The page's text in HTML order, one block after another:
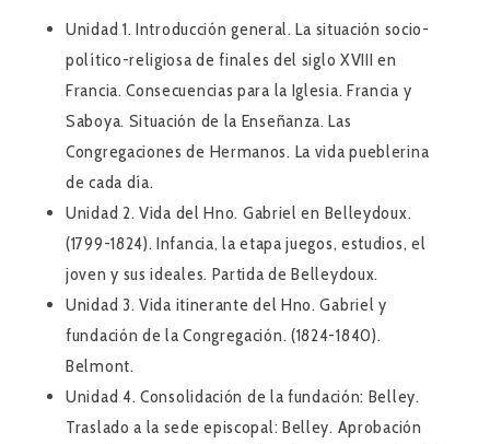
Unidad 1. Introducción general. La situación socio-
político-religiosa de finales del siglo XVIII en
Francia. Consecuencias para la Iglesia. Francia y
Saboya. Situación de la Enseñanza. Las
Congregaciones de Hermanos. La vida pueblerina
de cada día.
Unidad 2. Vida del Hno. Gabriel en Belleydoux.
(1799-1824). Infancia, la etapa juegos, estudios, el
joven y sus ideales. Partida de Belleydoux.
Unidad 3. Vida itinerante del Hno. Gabriel y
fundación de la Congregación. (1824-1840).
Belmont.
Unidad 4. Consolidación de la fundación: Belley.
Traslado a la sede episcopal: Belley. Aprobación